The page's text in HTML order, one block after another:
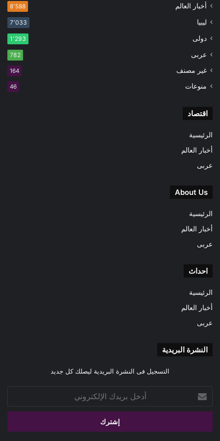
أخبار العالم 8٬588
ليبيا 7٬033
دولى 1٬293
عربى 782
غير مصنف 164
منوعات 46
اقتصاد
الرئيسية
أخبار العالم
عربى
About Us
الرئيسية
أخبار العالم
عربى
احداث
الرئيسية
أخبار العالم
عربى
النشرة البريدية
التسجيل فى النشرة البريدية ليصلك كل جديد
بريدك
الإلكتروني